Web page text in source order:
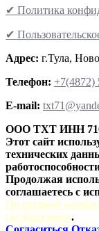
✔ Политика
✔
Адрес: г.Тула,
Телефон: +7(4872)
Е-mail:
ООО ТХТ ИНН
Этот сайт
технических
Продолжая
соглашаетесь с
Политикой
соглашением.